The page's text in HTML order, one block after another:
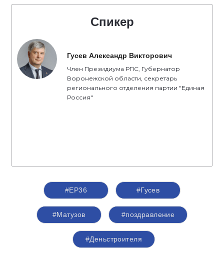
Спикер
Гусев Александр Викторович
Член Президиума РПС, Губернатор
Воронежской области, секретарь
регионального отделения партии "Единая
Россия"
#ЕР36 #Гусев
#Матузов #поздравление
#Деньстроителя